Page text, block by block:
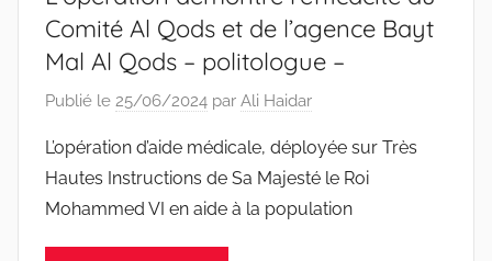
Comité Al Qods et de l’agence Bayt
Mal Al Qods – politologue –
Publié le 25/06/2024 par Ali Haidar
L’opération d’aide médicale, déployée sur Très
Hautes Instructions de Sa Majesté le Roi
Mohammed VI en aide à la population